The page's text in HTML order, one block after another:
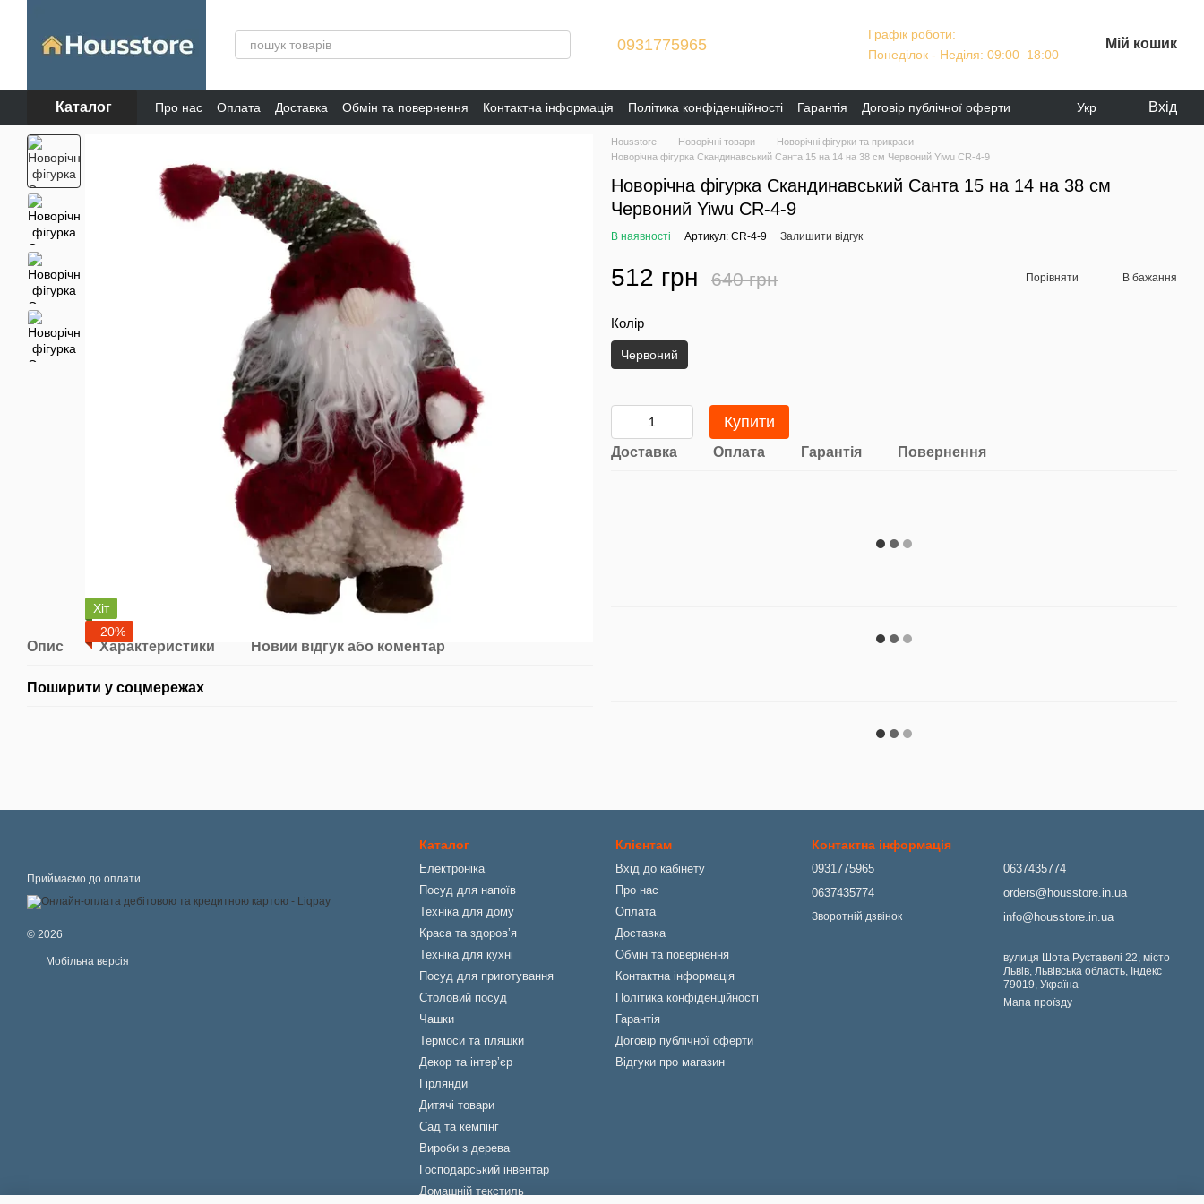
0931775965
Графік роботи:
Понеділок - Неділя: 09:00–18:00
Мій кошик
Каталог Про нас Оплата Доставка Обмін та повернення Контактна інформація Політика конфіденційності Гарантія
Договір публічної оферти
Відгуки про магазин
Укр Вхід
Хіт
−20%
Опис Характеристики Новий відгук або коментар
Поширити у соцмережах
Housstore Новорічні товари
Новорічні фігурки та прикраси
Новорічна фігурка Скандинавський Санта 15 на 14 на 38 см Червоний Yiwu CR-4-9
Новорічна фігурка Скандинавський Санта 15 на 14 на 38 см
Червоний Yiwu CR-4-9
В наявності Артикул: CR-4-9 Залишити відгук
512 грн 640 грн Порівняти В бажання
Колір
Червоний
Купити
Доставка Оплата Гарантія Повернення
Приймаємо до оплати
© 2026
Мобільна версія
Каталог
Електроніка
Посуд для напоїв
Техніка для дому
Краса та здоровʼя
Техніка для кухні
Посуд для приготування
Столовий посуд
Чашки
Термоси та пляшки
Декор та інтерʼєр
Гірлянди
Дитячі товари
Сад та кемпінг
Вироби з дерева
Господарський інвентар
Домашній текстиль
Клієнтам
Вхід до кабінету
Про нас
Оплата
Доставка
Обмін та повернення
Контактна інформація
Політика конфіденційності
Гарантія
Договір публічної оферти
Відгуки про магазин
Контактна інформація
0931775965
0637435774
Зворотній дзвінок
0637435774
orders@housstore.in.ua
info@housstore.in.ua
вулиця Шота Руставелі 22, місто
Львів, Львівська область, Індекс
79019, Україна
Мапа проїзду